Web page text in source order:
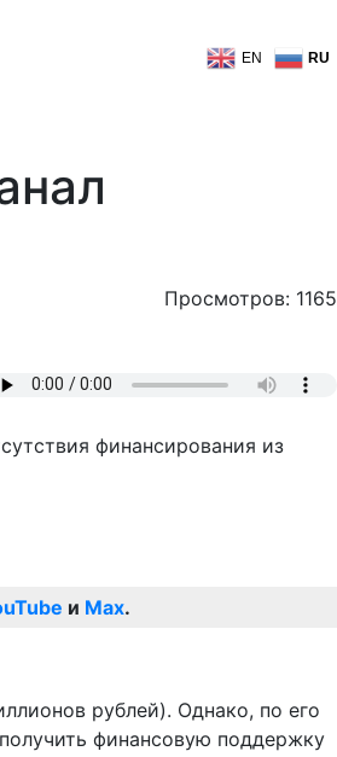
EN RU
Просмотров: 1165
финансирования из
и Max.
рублей). Однако, по его
финансовую поддержку